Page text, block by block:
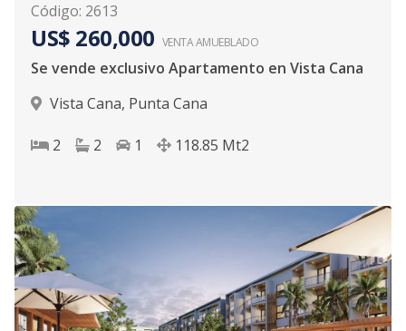
Código: 2613
US$ 260,000 VENTA AMUEBLADO
Se vende exclusivo Apartamento en Vista Cana
Vista Cana, Punta Cana
2 2 1 118.85 Mt2